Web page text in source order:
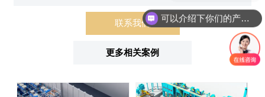
联系我们
更多相关案例
可以介绍下你们的产品么